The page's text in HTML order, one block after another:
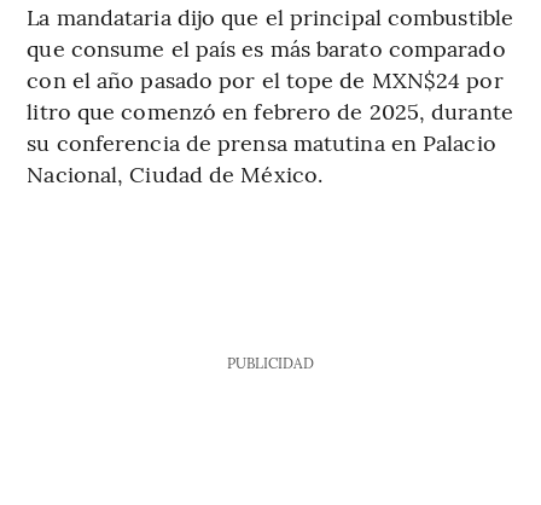
La mandataria dijo que el principal combustible
que consume el país es más barato comparado
con el año pasado por el tope de MXN$24 por
litro que comenzó en febrero de 2025, durante
su conferencia de prensa matutina en Palacio
Nacional, Ciudad de México.
PUBLICIDAD